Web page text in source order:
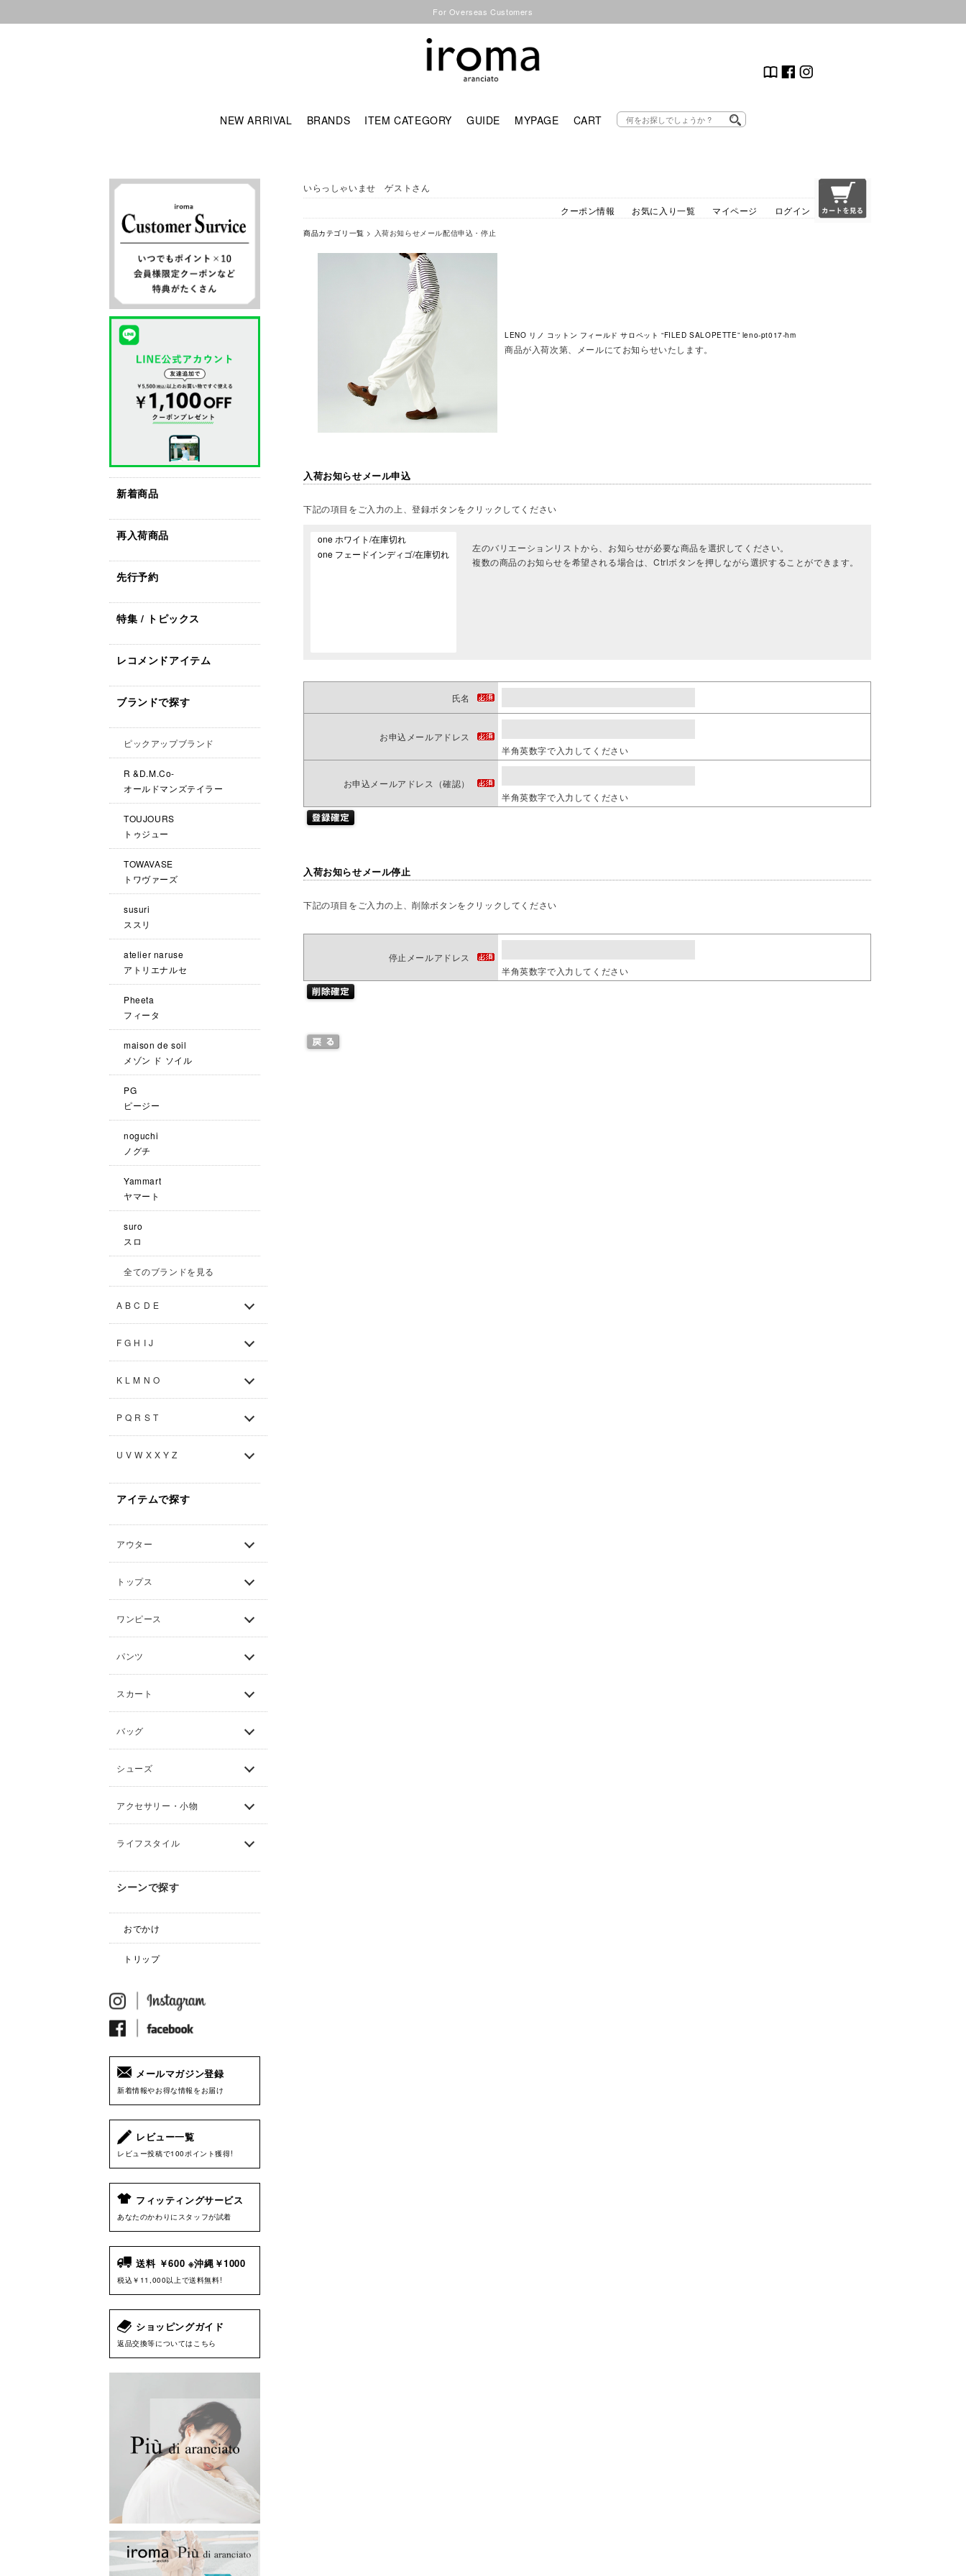
For Overseas Customers
NEW ARRIVAL BRANDS ITEM CATEGORY GUIDE MYPAGE CART
新着商品
再入荷商品
先行予約
特集 / トピックス
レコメンドアイテム
ブランドで探す
ピックアップブランド
R &D.M.Co-
オールドマンズテイラー
TOUJOURS
トゥジュー
TOWAVASE
トワヴァーズ
susuri
ススリ
atelier naruse
アトリエナルセ
Pheeta
フィータ
maison de soil
メゾン ド ソイル
PG
ピージー
noguchi
ノグチ
Yammart
ヤマート
suro
スロ
全てのブランドを見る
A B C D E
F G H I J
K L M N O
P Q R S T
U V W X X Y Z
アイテムで探す
アウター
トップス
ワンピース
パンツ
スカート
バッグ
シューズ
アクセサリー・小物
ライフスタイル
シーンで探す
おでかけ
トリップ
メールマガジン登録
新着情報やお得な情報をお届け
レビュー一覧
レビュー投稿で100ポイント獲得!
フィッティングサービス
あなたのかわりにスタッフが試着
送料 ￥600 ※沖縄￥1000
税込￥11,000以上で送料無料!
ショッピングガイド
返品交換等についてはこちら
いらっしゃいませ ゲストさん
クーポン情報
お気に入り一覧 マイページ ログイン
商品カテゴリ一覧 > 入荷お知らせメール配信申込・停止
LENO リノ コットン フィールド サロペット “FILED SALOPETTE” leno-pt017-hm
商品が入荷次第、メールにてお知らせいたします。
入荷お知らせメール申込
下記の項目をご入力の上、登録ボタンをクリックしてください
左のバリエーションリストから、お知らせが必要な商品を選択してください。
複数の商品のお知らせを希望される場合は、Ctrlボタンを押しながら選択することができます。
氏名
お申込メールアドレス
半角英数字で入力してください
お申込メールアドレス（確認）
半角英数字で入力してください
入荷お知らせメール停止
下記の項目をご入力の上、削除ボタンをクリックしてください
停止メールアドレス
半角英数字で入力してください